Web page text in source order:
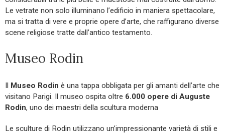
Le vetrate non solo illuminano l’edificio in maniera spettacolare,
ma si tratta di vere e proprie opere d’arte, che raffigurano diverse
scene religiose tratte dall’antico testamento.
Museo Rodin
Museo Rodin è una tappa obbligata per gli amanti dell’arte che
visitano Parigi. Il museo ospita oltre 6.000 opere di Auguste
Rodin, uno dei maestri della scultura moderna
Le sculture di Rodin utilizzano un’impressionante varietà di stili e